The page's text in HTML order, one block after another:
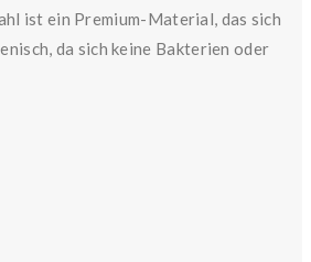
ist ein Premium-Material, das sich
da sich keine Bakterien oder